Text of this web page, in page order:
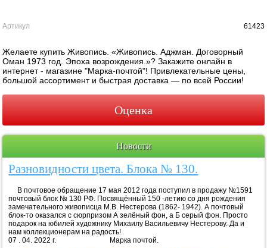
Артикул 61423
Желаете купить Живопись. «Живопись. Аджман. Договорный
Оман 1973 год. Эпоха возрождения.»? Закажите онлайн в
интернет - магазине "Марка-почтой"! Привлекательные цены,
большой ассортимент и быстрая доставка — по всей России!
Оценка
Новости
Разновидности цвета. Блока № 130.
В почтовое обращение 17 мая 2012 года поступил в продажу №1591
почтовый блок № 130 РФ. Посвящённый 150 -летию со дня рождения
замечательного живописца М.В. Нестерова (1862- 1942). А почтовый
блок-то оказался с сюрпризом А зелёный фон, а Б серый фон. Просто
подарок на юбилей художнику Михаилу Васильевичу Нестерову. Да и
нам коллекционерам на радость!
07 . 04. 2022 г. Марка почтой.